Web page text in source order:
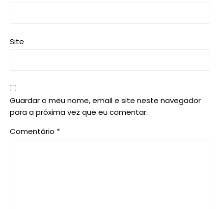
Site
Guardar o meu nome, email e site neste navegador
para a próxima vez que eu comentar.
Comentário *